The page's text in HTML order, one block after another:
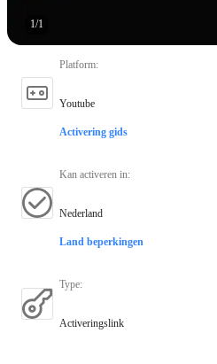
1/1
Platform:
Youtube
Activering gids
Kan activeren in:
Nederland
Land beperkingen
Type:
Activeringslink